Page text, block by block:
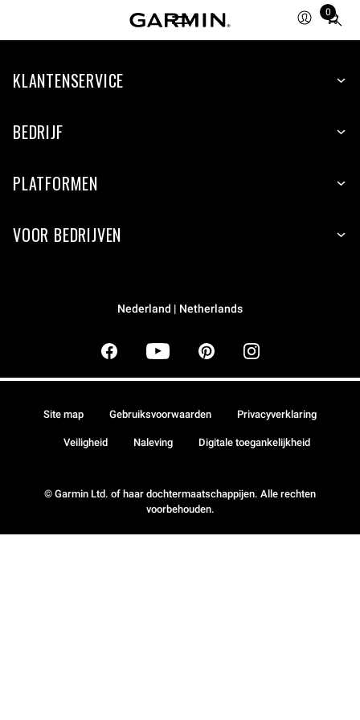
0
Total
items
cart:
KLANTENSERVICE
BEDRIJF
PLATFORMEN
VOOR BEDRIJVEN
Nederland | Netherlands
© Garmin Ltd. of haar dochtermaatschappijen. Alle rechten
voorbehouden.
Site map Gebruiksvoorwaarden Privacyverklaring
Veiligheid Naleving Digitale toegankelijkheid